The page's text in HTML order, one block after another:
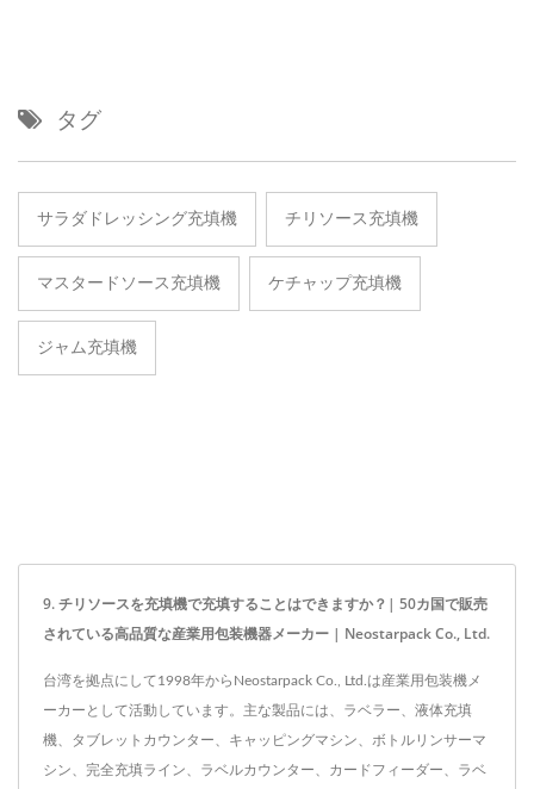
タグ
サラダドレッシング充填機 チリソース充填機
マスタードソース充填機 ケチャップ充填機
ジャム充填機
9. チリソースを充填機で充填することはできますか？| 50カ国で販売
されている高品質な産業用包装機器メーカー | Neostarpack Co., Ltd.
台湾を拠点にして1998年からNeostarpack Co., Ltd.は産業用包装機メ
ーカーとして活動しています。主な製品には、ラベラー、液体充填
機、タブレットカウンター、キャッピングマシン、ボトルリンサーマ
シン、完全充填ライン、ラベルカウンター、カードフィーダー、ラベ